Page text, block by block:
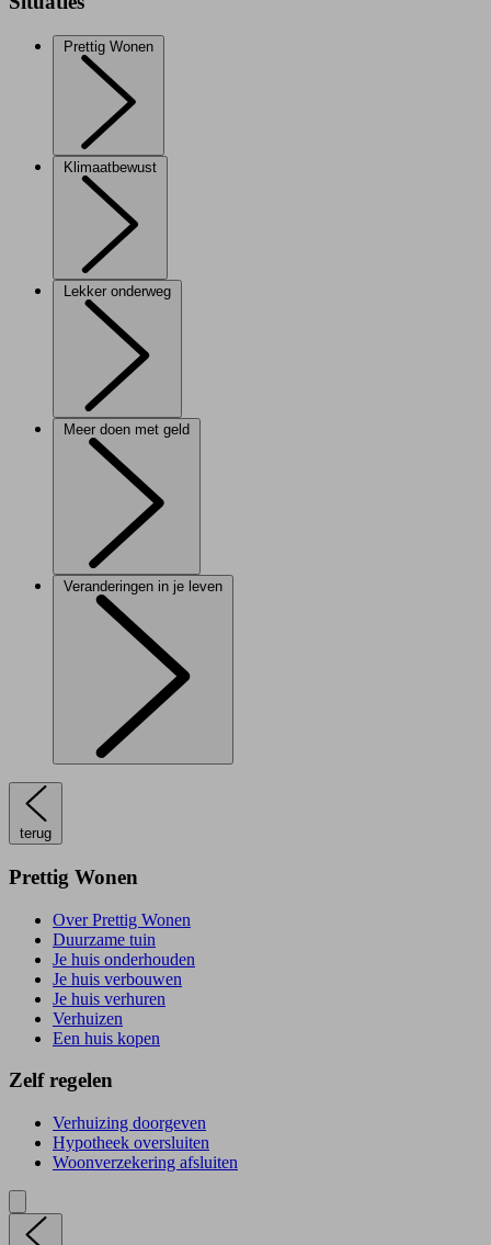
Prettig Wonen
Klimaatbewust
Lekker onderweg
Meer doen met geld
Veranderingen in je leven
terug
Prettig Wonen
Over Prettig Wonen
Duurzame tuin
Je huis onderhouden
Je huis verbouwen
Je huis verhuren
Verhuizen
Een huis kopen
Zelf regelen
Verhuizing doorgeven
Hypotheek oversluiten
Woonverzekering afsluiten